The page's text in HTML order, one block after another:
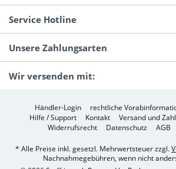
Service Hotline
Unsere Zahlungsarten
Wir versenden mit:
Händler-Login rechtliche
Hilfe / Support
Kontakt
Versand und
Widerrufsrecht
Datenschutz AGB
* Alle Preise inkl. gesetzl. Mehrwertsteuer zzgl.
Nachnahmegebühren, wenn nicht